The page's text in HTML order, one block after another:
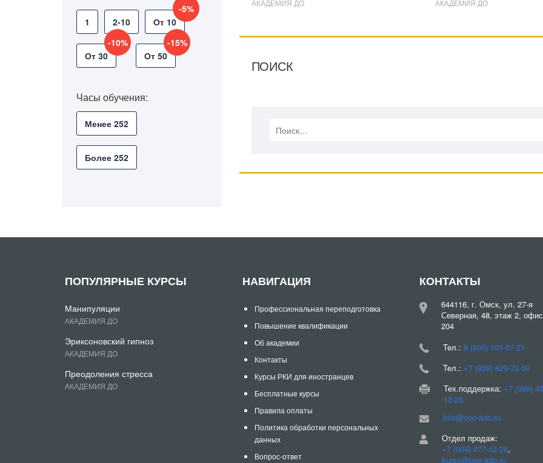
1 2-10 От 10
-5%
От 30
-10%
От 50
-15%
Часы обучения:
Менее 252
Более 252
АКАДЕМИЯ ДО АКАДЕМИЯ ДО
ПОИСК
ПОПУЛЯРНЫЕ КУРСЫ
Манипуляции
АКАДЕМИЯ ДО
Эриксоновский гипноз
АКАДЕМИЯ ДО
Преодоления стресса
АКАДЕМИЯ ДО
НАВИГАЦИЯ
Профессиональная переподготовка
Повышение квалификации
Об академии
Контакты
Курсы РКИ для иностранцев
Бесплатные курсы
Правила оплаты
Политика обработки персональных
данных
Вопрос-ответ
КОНТАКТЫ
644116, г. Омск, ул. 27-я
Северная, 48, этаж 2, офис
204
Teл.: 8 (800) 101-57-21
Teл.: +7 (939) 829-73-69
Тех.поддержка: +7 (999)
12-26
info@ooo-ado.ru
Отдел продаж:
+7 (904) 077-12-26,
kursy@ooo-ado.ru